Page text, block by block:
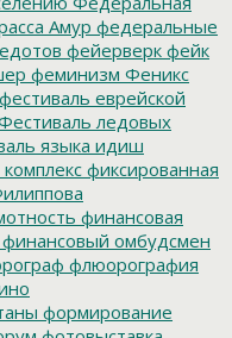
Амур федеральные
фейерверк фейк
феминизм Феникс
фестиваль еврейской
ледовых
языка идиш
фиксированная
финансовая
финансовый омбудсмен
флюорография
формирование